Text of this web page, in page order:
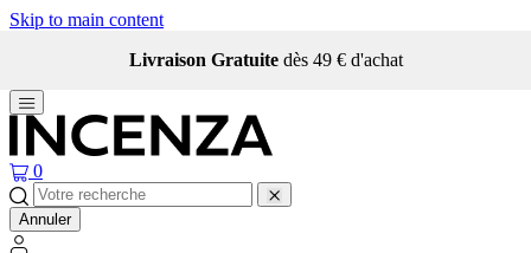
Skip to main content
Livraison Gratuite dès 49 € d'achat
0
Annuler